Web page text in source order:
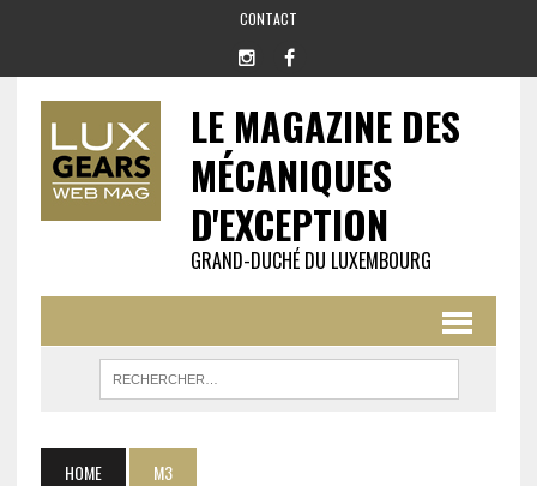
CONTACT
LE MAGAZINE DES
MÉCANIQUES
D'EXCEPTION
GRAND-DUCHÉ DU LUXEMBOURG
HOME M3